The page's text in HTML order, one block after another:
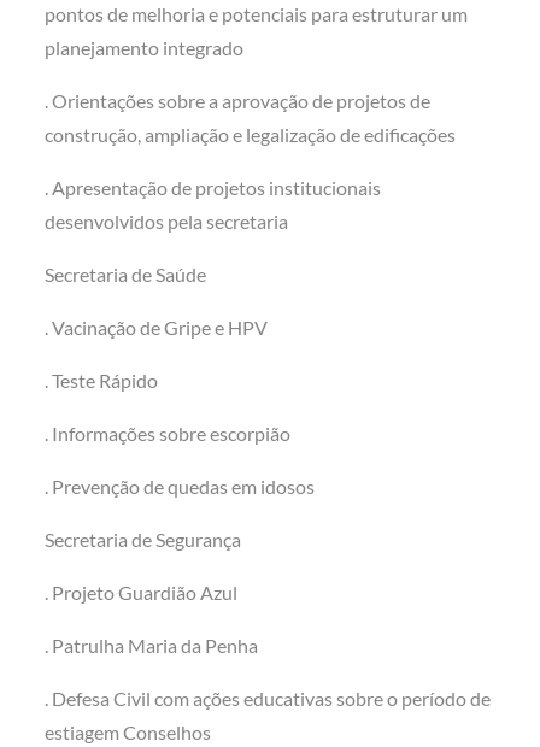
pontos de melhoria e potenciais para estruturar um
planejamento integrado
. Orientações sobre a aprovação de projetos de
construção, ampliação e legalização de edificações
. Apresentação de projetos institucionais
desenvolvidos pela secretaria
Secretaria de Saúde
. Vacinação de Gripe e HPV
. Teste Rápido
. Informações sobre escorpião
. Prevenção de quedas em idosos
Secretaria de Segurança
. Projeto Guardião Azul
. Patrulha Maria da Penha
. Defesa Civil com ações educativas sobre o período de
estiagem Conselhos